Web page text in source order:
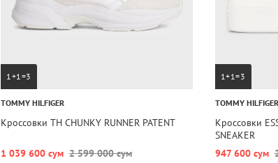
1+1=3
TOMMY HILFIGER
Кроссовки TH CHUNKY RUNNER PATENT
1 039 600 сум 2 599 000 сум
1+1=3
TOMMY HILFIGER
Кроссовки
SNEAKER
947 600 сум